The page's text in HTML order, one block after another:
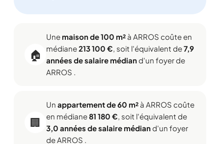
🏠
Une maison de 100 m² à ARROS coûte en
médiane213 100 €, soit l'équivalent de7,9
années de salaire médiand'un foyer de
ARROS .
🏢
Un appartement de 60 m² à ARROS coûte
en médiane81 180 €, soit l'équivalent de
3,0 années de salaire médiand'un foyer
de ARROS .